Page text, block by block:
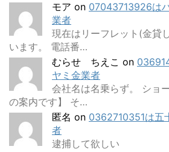
モア on 07043713926は
業者
現在はリーフレット(金貸
います。 電話番…
むらせ ちえこ on
ヤミ金業者
会社名は名乗らず。 ショ
の案内です】 そ…
匿名 on 0362710351は五
者
逮捕して欲しい